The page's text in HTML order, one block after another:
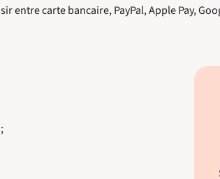
entre carte bancaire, PayPal, Apple Pay,